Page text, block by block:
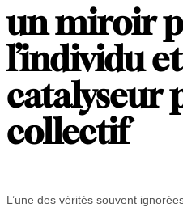
un miroir
l’individu
catalyseur
collectif
L’une des vérités souvent